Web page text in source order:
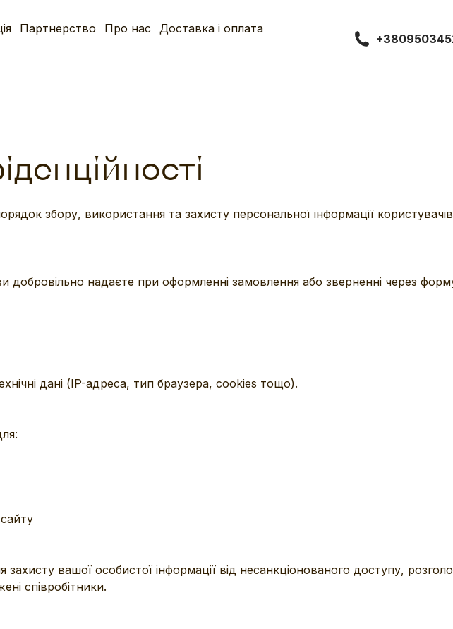
Партнерство Про нас
Доставка і оплата
збору, використання та захисту персональної інформації
надаєте при оформленні замовлення або зверненні через
дані (IP-адреса, тип браузера, cookies тощо).
вашої особистої інформації від несанкціонованого доступу,
співробітники.